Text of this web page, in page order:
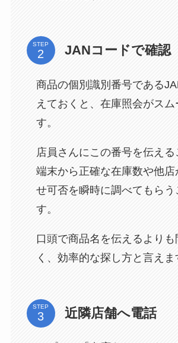
STEP JANコードで確認
商品の個別識別番号である
えておくと、在庫照会がスム
す。
店員さんにこの番号を伝え
端末から正確な在庫数や他
せ可否を瞬時に調べてもら
す。
口頭で商品名を伝えるより
く、効率的な探し方と言えま
STEP 近隣店舗へ電話